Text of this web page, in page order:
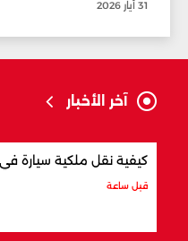
31 أيار 2026
آخر الأخبار
كيفية نقل ملكية سيارة في
قبل ساعة